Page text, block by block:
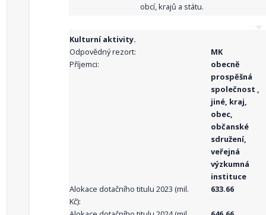
obcí, krajů a státu.
Kulturní aktivity.
Odpovědný rezort:
MK
Příjemci:
obecně
prospěšná
společnost ,
jiné, kraj,
obec,
občanské
sdružení,
veřejná
výzkumná
instituce
Alokace dotačního titulu 2023 (mil.
Kč):
633.66